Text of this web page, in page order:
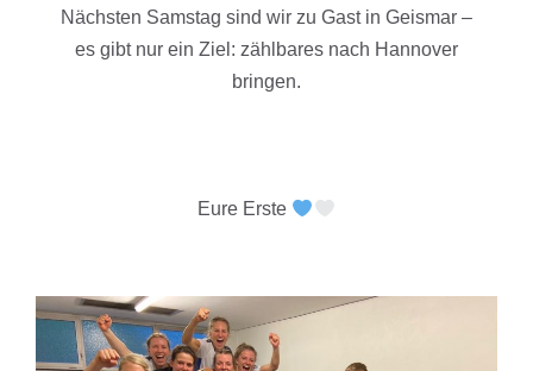
Nächsten Samstag sind wir zu Gast in Geismar –
es gibt nur ein Ziel: zählbares nach Hannover
bringen.
Eure Erste